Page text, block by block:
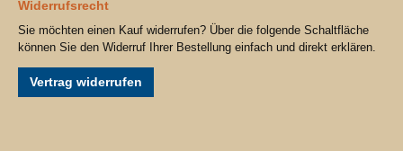
Widerrufsrecht
Sie möchten einen Kauf widerrufen? Über die folgende Schaltfläche
können Sie den Widerruf Ihrer Bestellung einfach und direkt erklären.
Vertrag widerrufen